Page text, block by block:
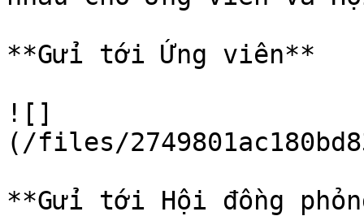
**Gửi tới Ứng viên**
![]
(/files/
**Gửi tới Hội đồng